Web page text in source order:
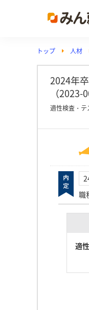
トップ 人材
2024年
（2023-
適性検査・
職
適